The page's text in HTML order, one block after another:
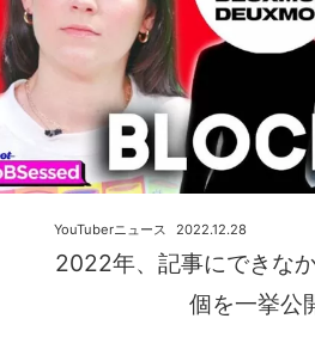
2022年、記事にできな
個を一挙公
2022.12.28
YouTuberニュース